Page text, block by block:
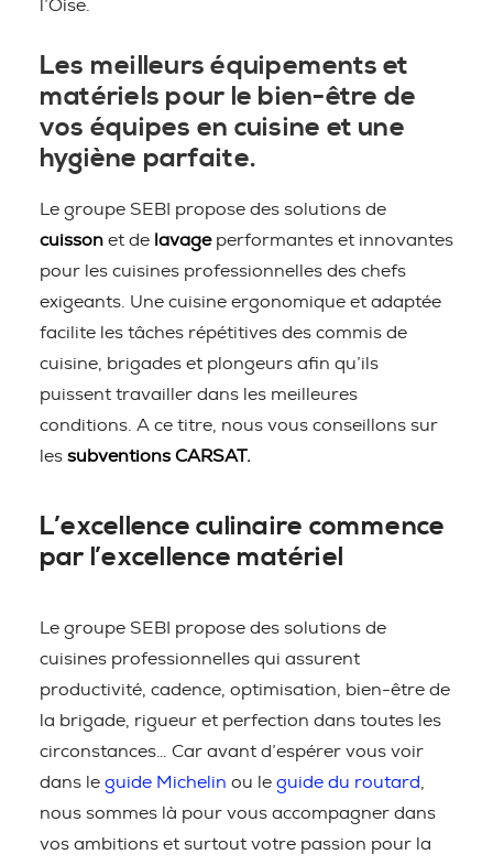
l’Oise.
Les meilleurs équipements et
matériels pour le bien-être de
vos équipes en cuisine et une
hygiène parfaite.
Le groupe SEBI propose des solutions de
cuisson et de lavageperformantes et innovantes
pour les cuisines professionnelles des chefs
exigeants. Une cuisine ergonomique et adaptée
facilite les tâches répétitives des commis de
cuisine, brigades et plongeurs afin qu’ils
puissent travailler dans les meilleures
conditions. A ce titre, nous vous conseillons sur
les subventions CARSAT.
L’excellence culinaire commence
par l’excellence matériel
Le groupe SEBI propose des solutions de
cuisines professionnelles qui assurent
productivité, cadence, optimisation, bien-être de
la brigade, rigueur et perfection dans toutes les
circonstances… Car avant d’espérer vous voir
dans le guide Michelin ou le guide du routard
nous sommes là pour vous accompagner dans
vos ambitions et surtout votre passion pour la